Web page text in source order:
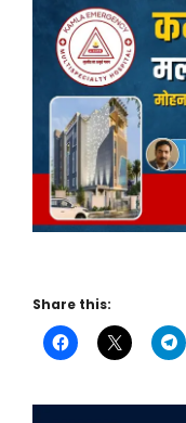
Share this: